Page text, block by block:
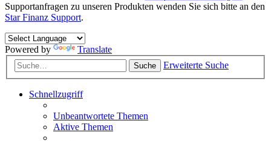
Supportanfragen zu unseren Produkten wenden Sie sich bitte an den
Star Finanz Support.
Powered by Translate
Suche Erweiterte Suche
Schnellzugriff
Unbeantwortete Themen
Aktive Themen